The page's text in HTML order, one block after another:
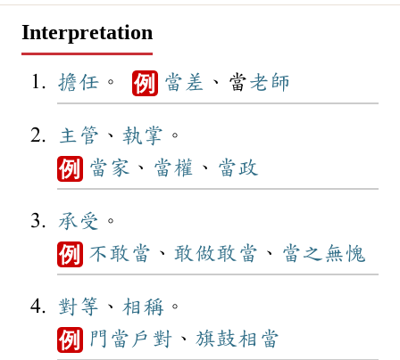
Interpretation
擔任 。 例 當差 、當老師
主管 、 執掌 。
例 當家 、 當權 、 當政
承受 。
例 不敢當 、 敢做敢當 、 當之無愧
對等 、 相稱 。
例 門當戶對 、 旗鼓相當